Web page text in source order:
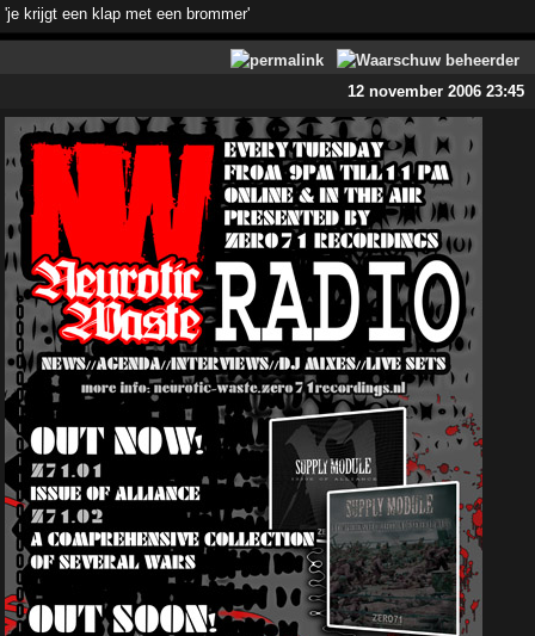
'je krijgt een klap met een brommer'
12 november 2006 23:45